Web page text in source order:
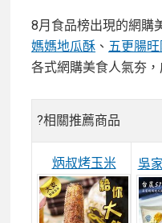
8月食品榜出現的網購
媽媽地瓜酥 、 五更腸
各式網購美食人氣夯
?相關推薦商品
炳叔烤玉米 吳